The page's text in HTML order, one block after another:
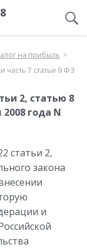
на прибыль
часть 7 статьи 9 ФЗ
2, статью 8
года N
статьи 2,
закона
и